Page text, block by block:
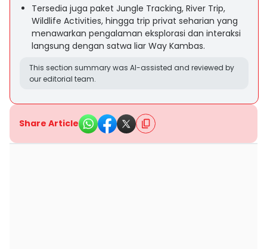
Tersedia juga paket Jungle Tracking, River Trip,
Wildlife Activities, hingga trip privat seharian yang
menawarkan pengalaman eksplorasi dan interaksi
langsung dengan satwa liar Way Kambas.
This section summary was AI-assisted and reviewed by
our editorial team.
Share Article